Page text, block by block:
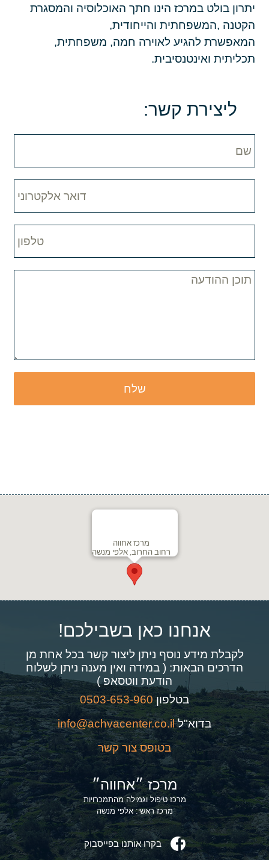
יתרון בולט במרכז הינו חתך האוכלוסיה והמסגרת
הקטנה ,המשפחתית והייחודית,
המאפשרת להגיע לאוירה חמה, משפחתית,
תכליתית ואינטנסיבית.
ליצירת קשר:
מרכז אחווה
רחוב החרוב, אלפי מנשה
מרכז ״אחווה״
מרכז טיפול וגמילה מהתמכרויות
מרכז ראשי: אלפי מנשה
בקרו אותנו בפייסבוק
אנחנו כאן בשבילכם!
לקבלת מידע נוסף ניתן ליצור קשר בכל אחת מן
הדרכים הבאות: ( במידה ואין מענה ניתן לשלוח
הודעת ווטסאפ )
בטלפון0503-653-960
בדוא"לinfo@achvacenter.co.il
בטופס צור קשר